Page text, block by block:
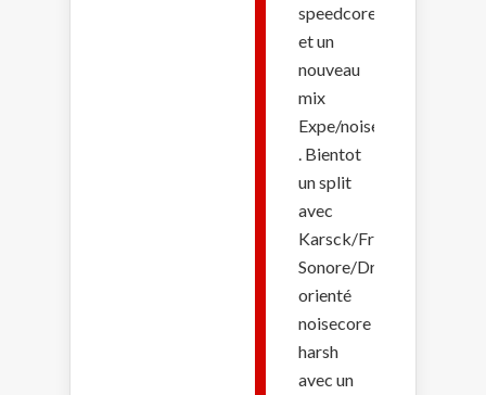
speedcore/harsh/noise
et un
nouveau
mix
Expe/noise
. Bientot
un split
avec
Karsck/Front
Sonore/Drone.Z
orienté
noisecore
harsh
avec un